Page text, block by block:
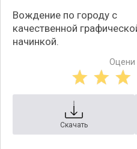
Вождение по городу с
качественной
начинкой.
Оцени
Скачать